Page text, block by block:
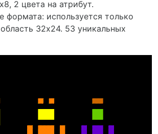
2 цвета на атрибут.
формата: используется только
32х24. 53 уникальных